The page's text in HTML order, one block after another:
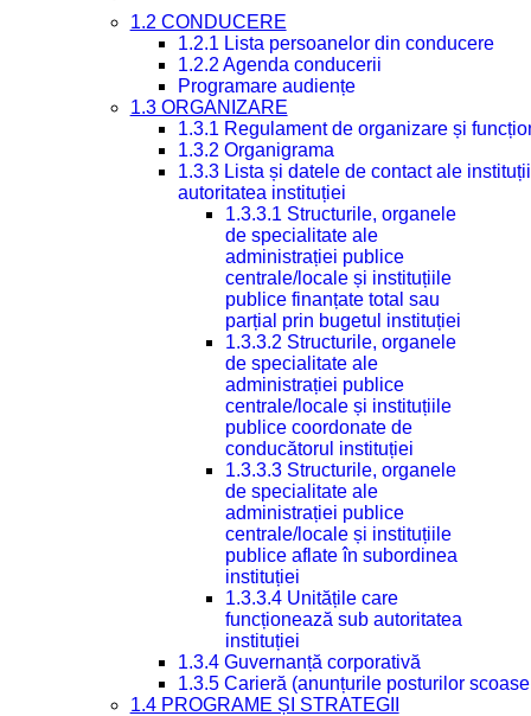
1.2 CONDUCERE
1.2.1 Lista persoanelor din conducere
1.2.2 Agenda conducerii
Programare audiențe
1.3 ORGANIZARE
1.3.1 Regulament de organizare și
1.3.2 Organigrama
1.3.3 Lista și datele de contact ale
autoritatea instituției
1.3.3.1 Structurile, organele
de specialitate ale
administrației publice
centrale/locale și instituțiile
publice finanțate total sau
parțial prin bugetul instituției
1.3.3.2 Structurile, organele
de specialitate ale
administrației publice
centrale/locale și instituțiile
publice coordonate de
conducătorul instituției
1.3.3.3 Structurile, organele
de specialitate ale
administrației publice
centrale/locale și instituțiile
publice aflate în subordinea
instituției
1.3.3.4 Unitățile care
funcționează sub autoritatea
instituției
1.3.4 Guvernanță corporativă
1.3.5 Carieră (anunțurile posturilor
1.4 PROGRAME ȘI STRATEGII